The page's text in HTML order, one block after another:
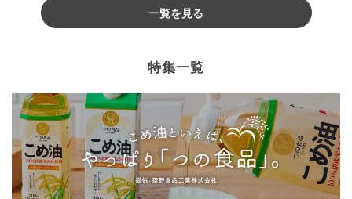
一覧を見る
特集一覧